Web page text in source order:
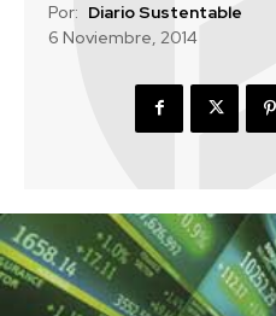
Por: Diario Sustentable
6 Noviembre, 2014